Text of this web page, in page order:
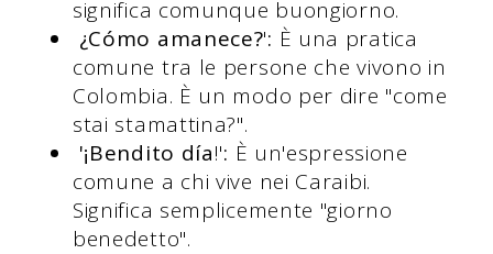
significa comunque buongiorno.
¿Cómo amanece?': È una pratica
comune tra le persone che vivono in
Colombia. È un modo per dire "come
stai stamattina?".
'¡Bendito día!': È un'espressione
comune a chi vive nei Caraibi.
Significa semplicemente "giorno
benedetto".